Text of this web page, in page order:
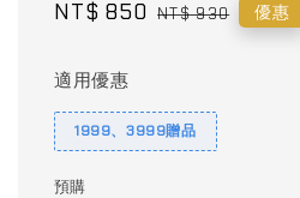
Sale
NT$ 850 Regular
NT$ 930 優惠
適用優惠
1999、3999贈品
預購